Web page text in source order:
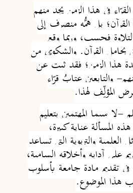
في هذا الزمن يجد منهم
القرآن؛ بل همُّه منصرف إلى
فحسب، وربما وقع
بحامل القرآن. والشكوى من
هذا الزمن؛ فقد ثبت عن
والتابعين عتابُ قرّاء
المؤلِّف لهذا.
لا سيما المهتمين بتعليم
المسألة عناية كبيرة،
العلمية والتربوية التي تساعد
على آدابه وأخلاقه السامية،
تقديم مادة جامعة بأسلوب
هذا الموضوع.